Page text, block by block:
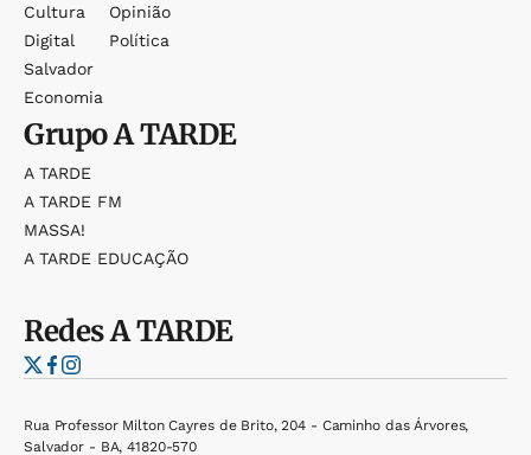
Cultura
Digital
Salvador
Economia
Opinião
Política
GrupoA TARDE
A TARDE
A TARDE FM
MASSA!
A TARDE EDUCAÇÃO
RedesA TARDE
Rua Professor Milton Cayres de Brito, 204 - Caminho das Árvores,
Salvador - BA, 41820-570